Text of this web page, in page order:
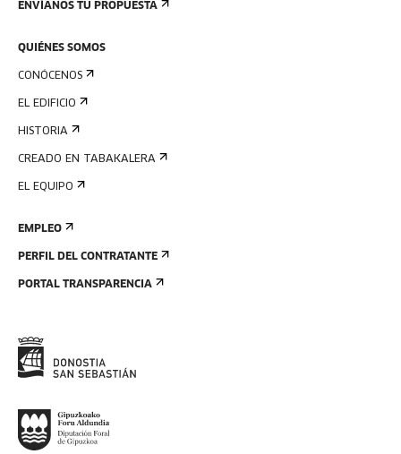
ENVÍANOS TU PROPUESTA
QUIÉNES SOMOS
CONÓCENOS
EL EDIFICIO
HISTORIA
CREADO EN TABAKALERA
EL EQUIPO
EMPLEO
PERFIL DEL CONTRATANTE
PORTAL TRANSPARENCIA